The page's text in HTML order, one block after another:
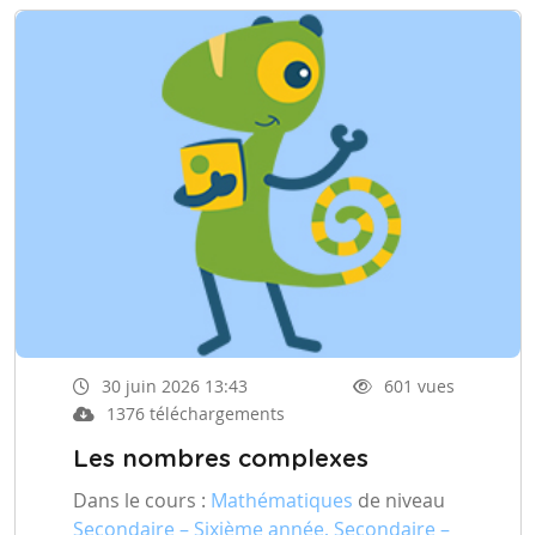
30 juin 2026 13:43
601 vues
1376 téléchargements
Les nombres complexes
Dans le cours : Mathématiques de niveau
Secondaire – Sixième année, Secondaire –